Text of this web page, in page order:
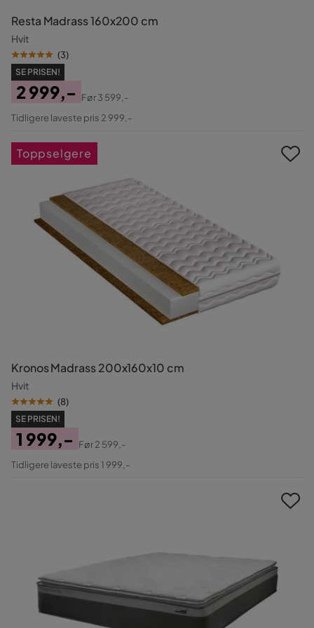
Resta Madrass 160x200 cm
Hvit
(3)
SE PRISEN!
Pris
2 999,-
Original
Før3 599,-
Tidligere laveste pris 2 999,-
Kronos Madrass 200x160x10 cm
Hvit
(8)
SE PRISEN!
Pris
1 999,-
Original
Før2 599,-
Tidligere laveste pris 1 999,-
Toppselgere